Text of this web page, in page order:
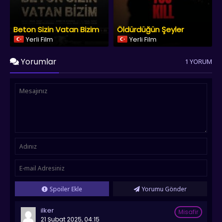
Beton Sizin Vatan Bizim
Yerli Film
Öldürdüğün Şeyler
Yerli Film
Yorumlar 1 YORUM
Spoiler Ekle Yorumu Gönder
ilker
Misafir
21 Şubat 2025, 04:15